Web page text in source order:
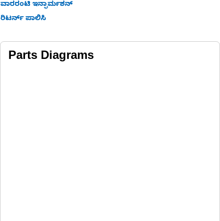
ವಾರರಂಟಿ ಇನ್ಫಾರ್ಮಶನ್
ರಿಟರ್ನ್ ಪಾಲಿಸಿ
Parts Diagrams